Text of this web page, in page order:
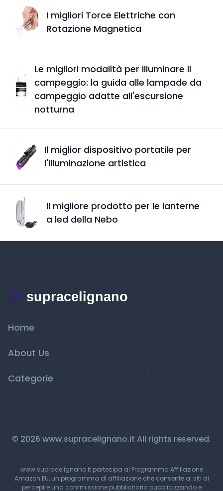
I migliori Torce Elettriche con
Rotazione Magnetica
Le migliori modalità per illuminare il
campeggio: la guida alle lampade da
campeggio adatte all'escursione
notturna
Il miglior dispositivo portatile per
l'illuminazione artistica
Il migliore prodotto per le lanterne
a led della Nebo
Home
About Us
Categorie
© 2026 www.supracelignano.it All rights reserved.
www.supracelignano.it partecipa al Programma Affiliazione
Amazon EU, un programma di affiliazione che consente ai siti di
percepire una commissione pubblicitaria pubblicizzando e